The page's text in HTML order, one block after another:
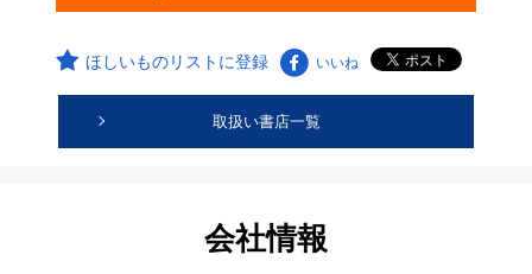
ほしいものリストに登録 いいね
取扱い書店一覧
会社情報